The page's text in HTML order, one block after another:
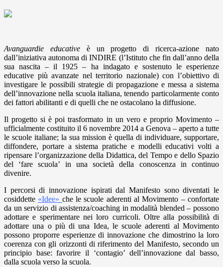
Avanguardie educativeè un progetto di ricerca-azione nato
dall’iniziativa autonoma di INDIRE (l’Istituto che fin dall’anno della
sua nascita – il 1925 – ha indagato e sostenuto le esperienze
educative più avanzate nel territorio nazionale) con l’obiettivo di
investigare le possibili strategie di propagazione e messa a sistema
dell’innovazione nella scuola italiana, tenendo particolarmente conto
dei fattori abilitanti e di quelli che ne ostacolano la diffusione.
Il progetto si è poi trasformato in un vero e proprio Movimento –
ufficialmente costituito il 6 novembre 2014 a Genova – aperto a tutte
le scuole italiane; la sua mission è quella di individuare, supportare,
diffondere, portare a sistema pratiche e modelli educativi volti a
ripensare l’organizzazione della Didattica, del Tempo e dello Spazio
del ‘fare scuola’ in una società della conoscenza in continuo
divenire.
I percorsi di innovazione ispirati dal Manifesto sono diventati le
cosiddette «Idee» che le scuole aderenti al Movimento – confortate
da un servizio di assistenza/coaching in modalità blended – possono
adottare e sperimentare nei loro curricoli. Oltre alla possibilità di
adottare una o più di una Idea, le scuole aderenti al Movimento
possono proporre esperienze di innovazione che dimostrino la loro
coerenza con gli orizzonti di riferimento del Manifesto, secondo un
principio base: favorire il ‘contagio’ dell’innovazione dal basso,
dalla scuola verso la scuola.